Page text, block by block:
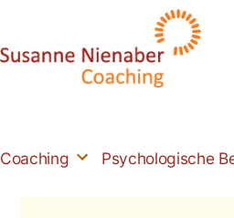
springen
Coaching Psychologische